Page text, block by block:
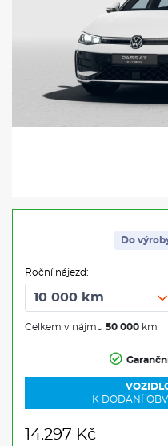
Do
Roční nájezd:
Celkem v nájmu 50 000 km
K DODÁNÍ
14.297 Kč